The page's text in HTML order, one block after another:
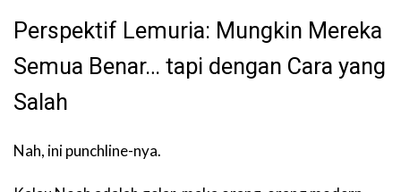
Perspektif Lemuria: Mungkin Mereka
Semua Benar… tapi dengan Cara yang
Salah
Nah, ini punchline-nya.